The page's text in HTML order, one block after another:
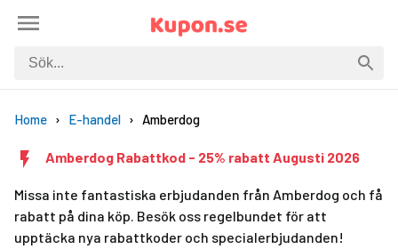
Home E-handel Amberdog
Amberdog Rabattkod - 25% rabatt Augusti 2026
Missa inte fantastiska erbjudanden från Amberdog och få
rabatt på dina köp. Besök oss regelbundet för att
upptäcka nya rabattkoder och specialerbjudanden!